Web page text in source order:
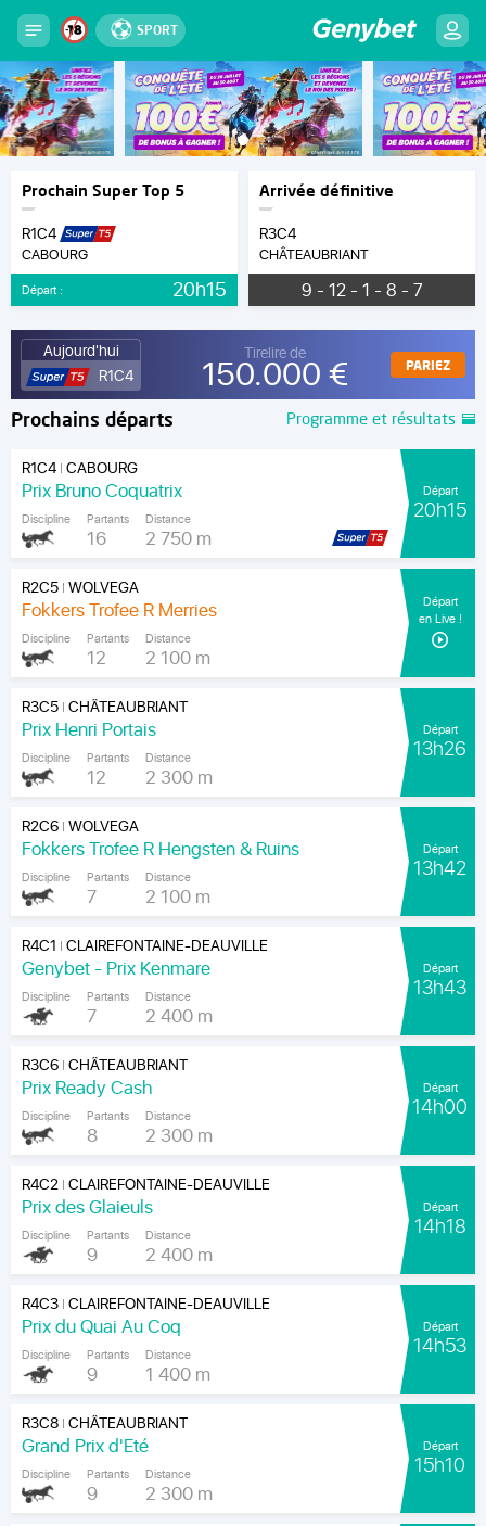
SPORT
Prochain Super Top 5
R1C4
CABOURG
Départ : 20h15
Arrivée définitive
R3C4
CHÂTEAUBRIANT
9 - 12 - 1 - 8 - 7
Aujourd'hui
R1C4
Tirelire de
150.000 € PARIEZ
Prochains départs Programme et résultats
R1C4|CABOURG
Prix Bruno Coquatrix
Discipline Partants
16
Distance
2 750 m
Départ
20h15
R2C5|WOLVEGA
Fokkers Trofee R Merries
Discipline Partants
12
Distance
2 100 m
Départ
en Live !
R3C5|CHÂTEAUBRIANT
Prix Henri Portais
Discipline Partants
12
Distance
2 300 m
Départ
13h26
R2C6|WOLVEGA
Fokkers Trofee R Hengsten & Ruins
Discipline Partants
7
Distance
2 100 m
Départ
13h42
R4C1 |CLAIREFONTAINE-DEAUVILLE
Genybet - Prix Kenmare
Discipline Partants
7
Distance
2 400 m
Départ
13h43
R3C6|CHÂTEAUBRIANT
Prix Ready Cash
Discipline Partants
8
Distance
2 300 m
Départ
14h00
R4C2|CLAIREFONTAINE-DEAUVILLE
Prix des Glaieuls
Discipline Partants
9
Distance
2 400 m
Départ
14h18
R4C3|CLAIREFONTAINE-DEAUVILLE
Prix du Quai Au Coq
Discipline Partants
9
Distance
1 400 m
Départ
14h53
R3C8|CHÂTEAUBRIANT
Grand Prix d'Eté
Discipline Partants
9
Distance
2 300 m
Départ
15h10